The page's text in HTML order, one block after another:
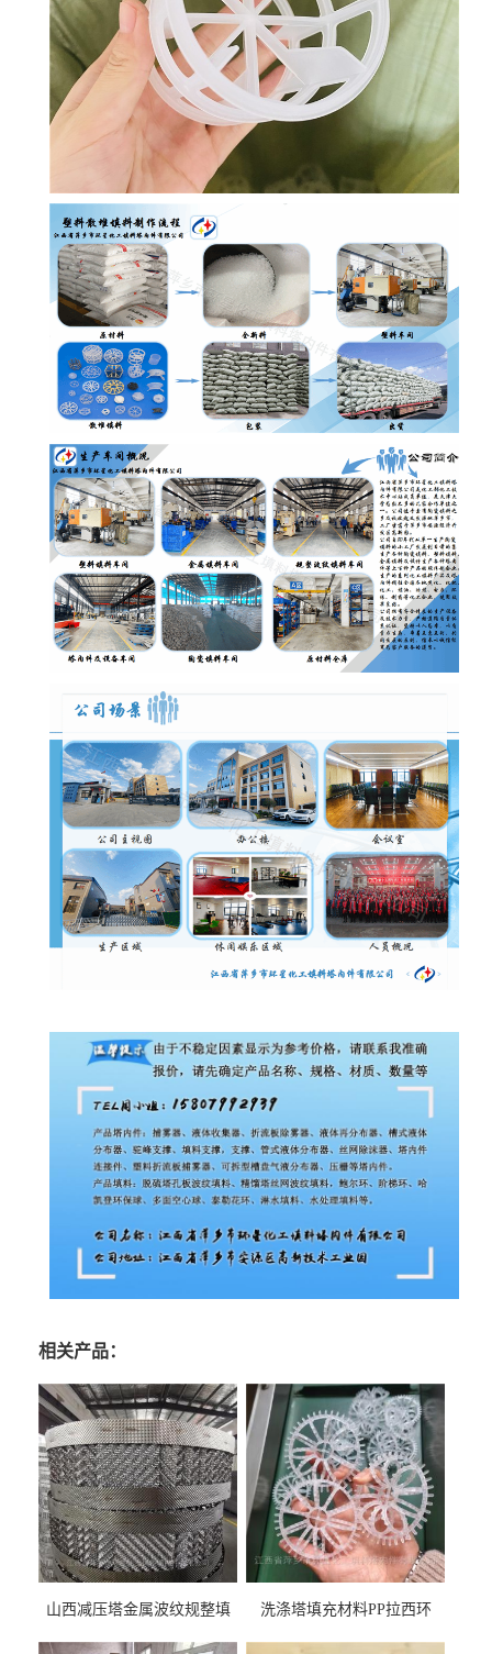
相关产品：
山西减压塔金属波纹规整填
洗涤塔填充材料PP拉西环